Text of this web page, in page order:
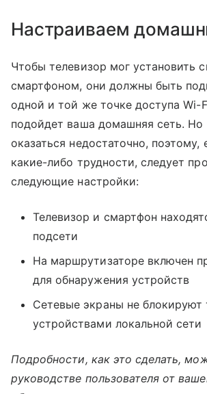
Настраиваем
Чтобы телевизор мог установить
смартфоном, они должны быть
одной и той же точке доступа
подойдет ваша домашняя сеть. Но
оказаться недостаточно, поэтому,
какие-либо трудности, следует
следующие настройки:
Телевизор и смартфон
подсети
На маршрутизаторе включен
для обнаружения устройств
Сетевые экраны не
устройствами локальной сети
Подробности, как это сделать,
руководстве пользователя от